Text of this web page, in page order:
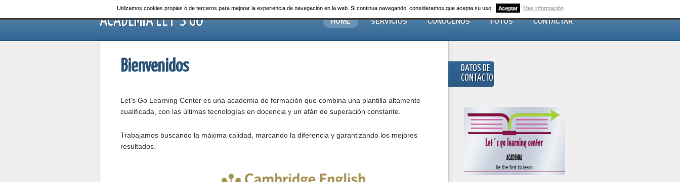
ACADEMIA LET´S GO HOME SERVICIOS CONOCENOS FOTOS CONTACTAR
Bienvenidos
Let's Go Learning Center es una academia de formación que combina una plantilla altamente
cualificada, con las últimas tecnologías en docencia y un afán de superación constante.
Trabajamos buscando la máxima calidad, marcando la diferencia y garantizando los mejores
resultados.
DATOS DE
CONTACTO
Utilizamos cookies propias ó de terceros para mejorar la experiencia de navegación en la web. Si continua navegando, consideramos que acepta su uso. Aceptar Mas información